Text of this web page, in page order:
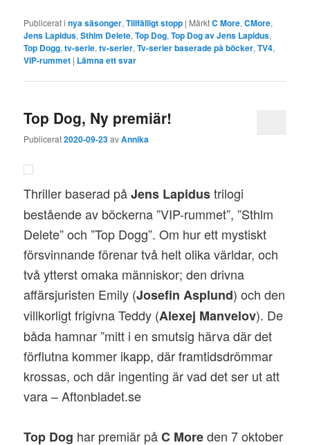
Publicerat i nya säsonger,Tillfälligt stopp | MärktC More,CMore,
Jens Lapidus,Sthlm Delete,Top Dog,Top Dog av Jens Lapidus,
Top Dogg,tv-serie,tv-serier,Tv-serier baserade på böcker,TV4,
VIP-rummet | Lämna ett svar
Top Dog, Ny premiär!
Publicerat2020-09-23avAnnika
Thriller baserad påJens Lapidustrilogi
bestående av böckerna ”VIP-rummet”, ”Sthlm
Delete” och ”Top Dogg”. Om hur ett mystiskt
försvinnande förenar två helt olika världar, och
två ytterst omaka människor; den drivna
affärsjuristen Emily (Josefin Asplund) och den
villkorligt frigivna Teddy (Alexej Manvelov). De
båda hamnar ”mitt i en smutsig härva där det
förflutna kommer ikapp, där framtidsdrömmar
krossas, och där ingenting är vad det ser ut att
vara – Aftonbladet.se
Top Dog har premiär påC Moreden 7 oktober